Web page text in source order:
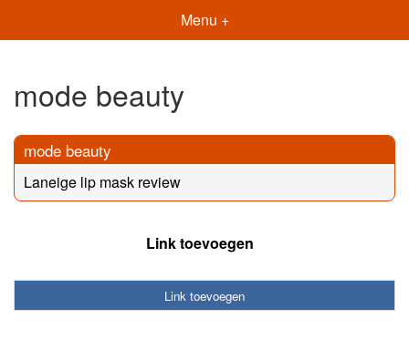
Menu +
mode beauty
mode beauty
Laneige lip mask review
Link toevoegen
Link toevoegen